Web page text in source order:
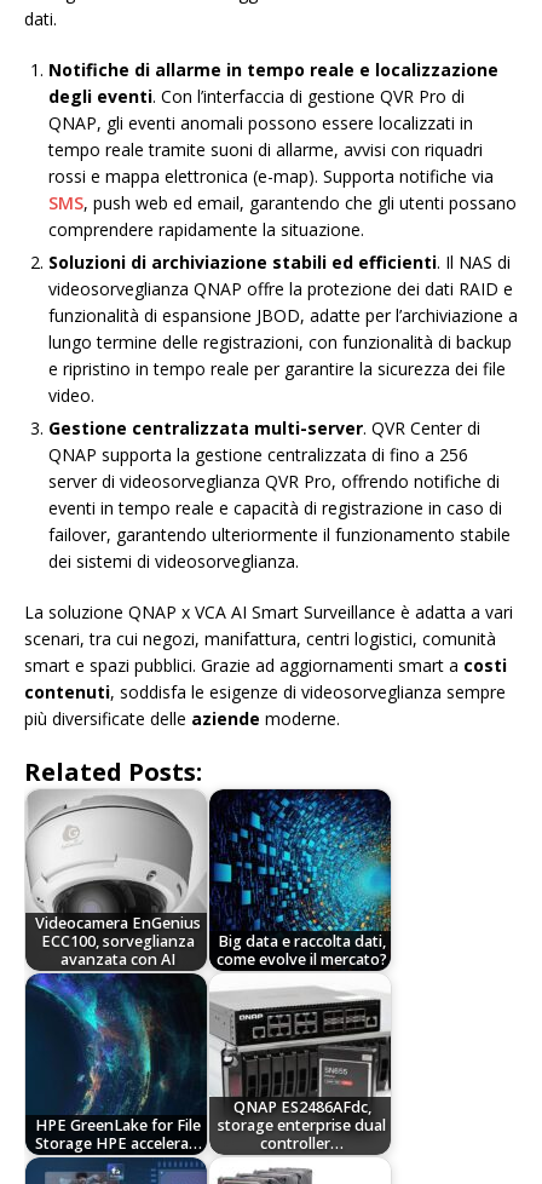
dati.
Notifiche di allarme in tempo reale e localizzazione
degli eventi. Con l’interfaccia di gestione QVR Pro di
QNAP, gli eventi anomali possono essere localizzati in
tempo reale tramite suoni di allarme, avvisi con riquadri
rossi e mappa elettronica (e-map). Supporta notifiche via
SMS, push web ed email, garantendo che gli utenti possano
comprendere rapidamente la situazione.
Soluzioni di archiviazione stabili ed efficienti. Il NAS di
videosorveglianza QNAP offre la protezione dei dati RAID e
funzionalità di espansione JBOD, adatte per l’archiviazione a
lungo termine delle registrazioni, con funzionalità di backup
e ripristino in tempo reale per garantire la sicurezza dei file
video.
Gestione centralizzata multi-server. QVR Center di
QNAP supporta la gestione centralizzata di fino a 256
server di videosorveglianza QVR Pro, offrendo notifiche di
eventi in tempo reale e capacità di registrazione in caso di
failover, garantendo ulteriormente il funzionamento stabile
dei sistemi di videosorveglianza.
La soluzione QNAP x VCA AI Smart Surveillance è adatta a vari
scenari, tra cui negozi, manifattura, centri logistici, comunità
smart e spazi pubblici. Grazie ad aggiornamenti smart a costi
contenuti, soddisfa le esigenze di videosorveglianza sempre
più diversificate delle aziende moderne.
Related Posts:
Videocamera EnGenius
ECC100, sorveglianza
avanzata con AI
Big data e raccolta dati,
come evolve il mercato?
HPE GreenLake for File
Storage HPE accelera…
QNAP ES2486AFdc,
storage enterprise dual
controller…